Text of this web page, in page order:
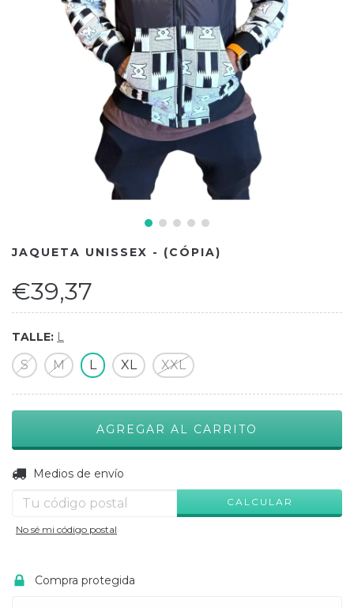
JAQUETA UNISSEX - (CÓPIA)
€39,37
TALLE: L
S M L XL XXL
Entregas para el CP:
Medios de envío
CALCULAR
No sé mi código postal
Compra protegida